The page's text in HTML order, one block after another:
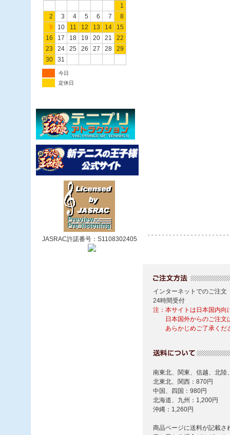
1
2
3 4 5 6 7
8
9
10 11 12 13 14
15
16
17 18 19 20 21
22
23
24 25 26 27 28
29
30
31
今日
定休日
JASRAC許諾番号：S1108302405